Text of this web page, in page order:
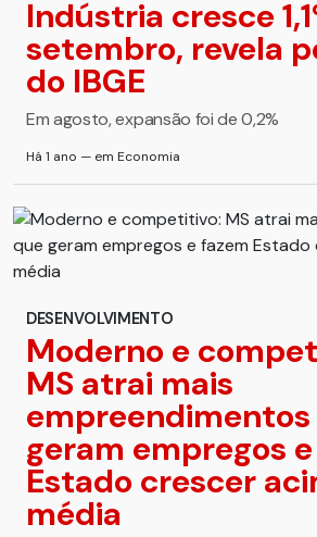
Indústria cresce
setembro, revela
do IBGE
Em agosto, expansão foi de 0,2%
Há 1 ano — em Economia
DESENVOLVIMENTO
Moderno e
MS atrai mais
geram empregos
Estado crescer
média